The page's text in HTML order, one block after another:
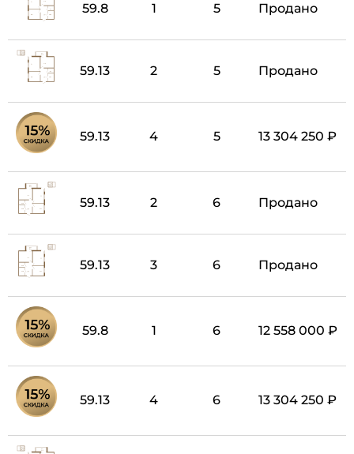
59.8 1 5 Продано
59.13 2 5 Продано
59.13 4 5 13 304 250 ₽
59.13 2 6 Продано
59.13 3 6 Продано
59.8 1 6 12 558 000 ₽
59.13 4 6 13 304 250 ₽